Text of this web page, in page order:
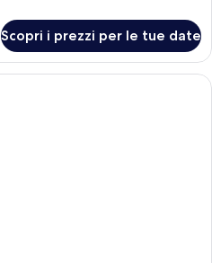
Scopri i prezzi per le tue date
Una camera d'hotel con un letto, un